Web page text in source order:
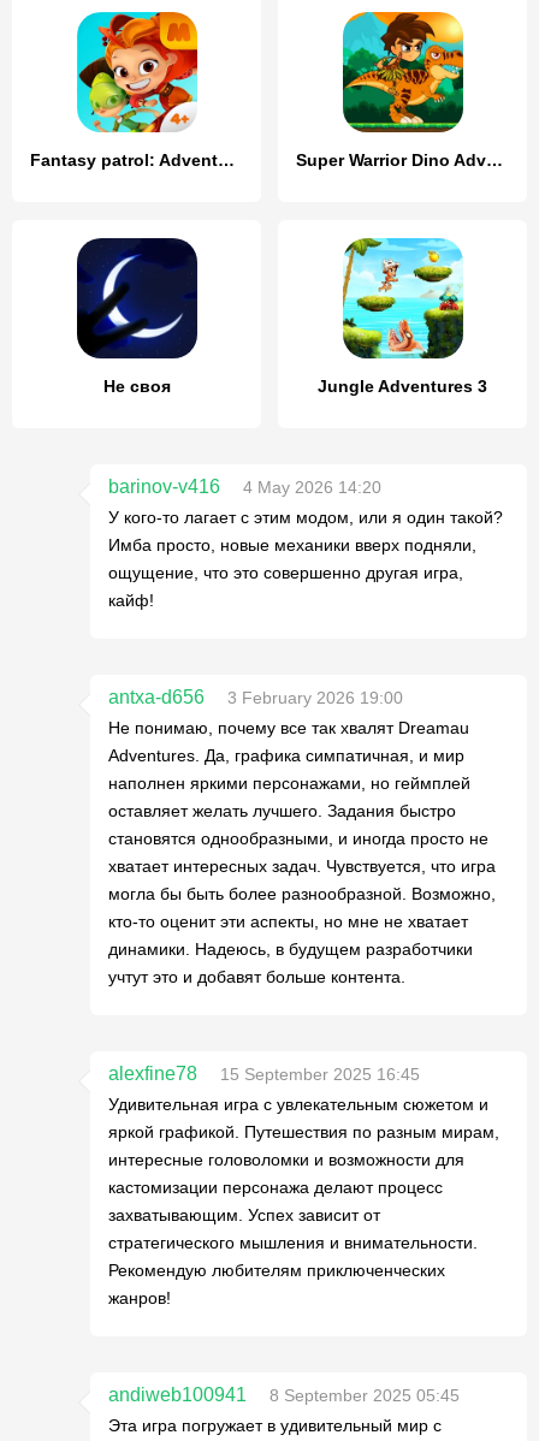
Fantasy patrol: Adventures Super Warrior Dino Adventures
Не своя Jungle Adventures 3
barinov-v416
4 May 2026 14:20
У кого-то лагает с этим модом, или я один такой?
Имба просто, новые механики вверх подняли,
ощущение, что это совершенно другая игра,
кайф!
antxa-d656
3 February 2026 19:00
Не понимаю, почему все так хвалят Dreamau
Adventures. Да, графика симпатичная, и мир
наполнен яркими персонажами, но геймплей
оставляет желать лучшего. Задания быстро
становятся однообразными, и иногда просто не
хватает интересных задач. Чувствуется, что игра
могла бы быть более разнообразной. Возможно,
кто-то оценит эти аспекты, но мне не хватает
динамики. Надеюсь, в будущем разработчики
учтут это и добавят больше контента.
alexfine78
15 September 2025 16:45
Удивительная игра с увлекательным сюжетом и
яркой графикой. Путешествия по разным мирам,
интересные головоломки и возможности для
кастомизации персонажа делают процесс
захватывающим. Успех зависит от
стратегического мышления и внимательности.
Рекомендую любителям приключенческих
жанров!
andiweb100941
8 September 2025 05:45
Эта игра погружает в удивительный мир с